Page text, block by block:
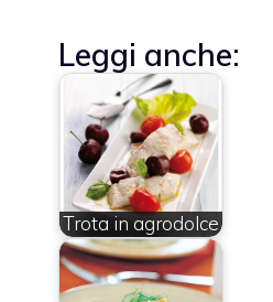
Leggi anche:
Trota in agrodolce